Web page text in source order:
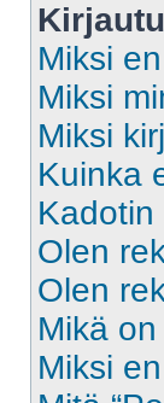
Miksi
Miksi
Miksi
Kuinka
Kadotin
Olen
Olen
Mikä
Miksi